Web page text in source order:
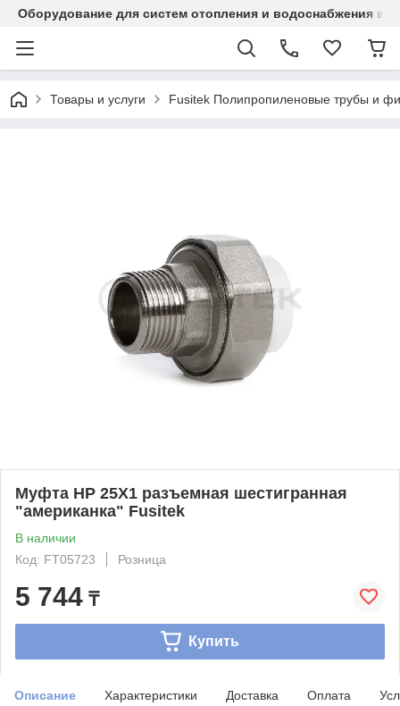
Оборудование для систем отопления и водоснабжения в
Товары и услуги Fusitek Полипропиленовые трубы и
Муфта НР 25Х1 разъемная шестигранная
"американка" Fusitek
В наличии
Код: FT05723
Розница
5 744 ₸
Купить
Описание Характеристики Доставка Оплата